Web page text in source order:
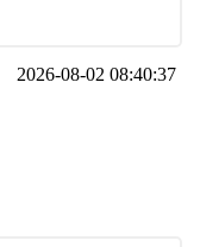
2026-08-02 08:40:37